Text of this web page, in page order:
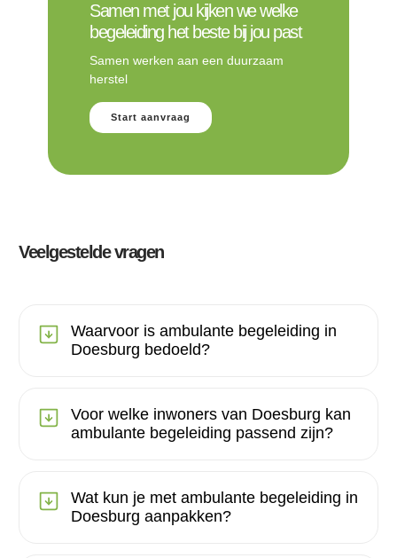
Samen met jou kijken we welke
begeleiding het beste bij jou past
Samen werken aan een duurzaam
herstel
Start aanvraag
Veelgestelde vragen
Waarvoor is ambulante begeleiding in
Doesburg bedoeld?
Voor welke inwoners van Doesburg kan
ambulante begeleiding passend zijn?
Wat kun je met ambulante begeleiding in
Doesburg aanpakken?